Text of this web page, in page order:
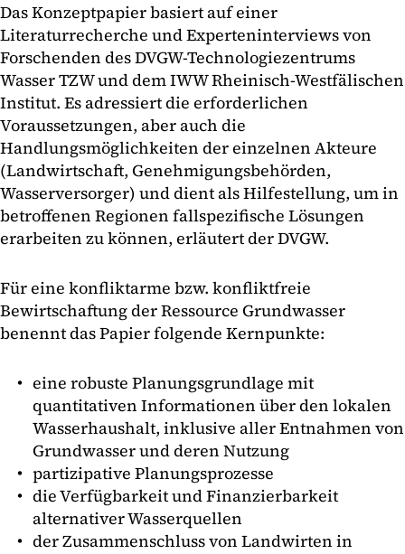
Das Konzeptpapier basiert auf einer
Literaturrecherche und Experteninterviews von
Forschenden des DVGW-Technologiezentrums
Wasser TZW und dem IWW Rheinisch-Westfälischen
Institut. Es adressiert die erforderlichen
Voraussetzungen, aber auch die
Handlungsmöglichkeiten der einzelnen Akteure
(Landwirtschaft, Genehmigungsbehörden,
Wasserversorger) und dient als Hilfestellung, um in
betroffenen Regionen fallspezifische Lösungen
erarbeiten zu können, erläutert der DVGW.
Für eine konfliktarme bzw. konfliktfreie
Bewirtschaftung der Ressource Grundwasser
benennt das Papier folgende Kernpunkte:
eine robuste Planungsgrundlage mit
quantitativen Informationen über den lokalen
Wasserhaushalt, inklusive aller Entnahmen von
Grundwasser und deren Nutzung
partizipative Planungsprozesse
die Verfügbarkeit und Finanzierbarkeit
alternativer Wasserquellen
der Zusammenschluss von Landwirten in